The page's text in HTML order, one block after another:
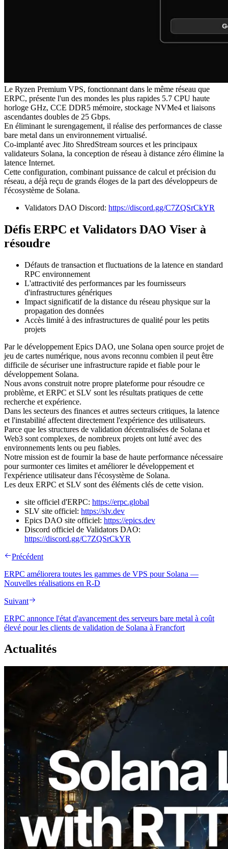
Le Ryzen Premium VPS, fonctionnant dans le même réseau que
ERPC, présente l'un des mondes les plus rapides 5.7 CPU haute
horloge GHz, CCE DDR5 mémoire, stockage NVMe4 et liaisons
ascendantes doubles de 25 Gbps.
En éliminant le surengagement, il réalise des performances de classe
bare metal dans un environnement virtualisé.
Co-implanté avec Jito ShredStream sources et les principaux
validateurs Solana, la conception de réseau à distance zéro élimine la
latence Internet.
Cette configuration, combinant puissance de calcul et précision du
réseau, a déjà reçu de grands éloges de la part des développeurs de
l'écosystème de Solana.
Validators DAO Discord: https://discord.gg/C7ZQSrCkYR
Défis ERPC et Validators DAO Viser à
résoudre
Défauts de transaction et fluctuations de la latence en standard
RPC environnement
L'attractivité des performances par les fournisseurs
d'infrastructures génériques
Impact significatif de la distance du réseau physique sur la
propagation des données
Accès limité à des infrastructures de qualité pour les petits
projets
Par le développement Epics DAO, une Solana open source projet de
jeu de cartes numérique, nous avons reconnu combien il peut être
difficile de sécuriser une infrastructure rapide et fiable pour le
développement Solana.
Nous avons construit notre propre plateforme pour résoudre ce
problème, et ERPC et SLV sont les résultats pratiques de cette
recherche et expérience.
Dans les secteurs des finances et autres secteurs critiques, la latence
et l'instabilité affectent directement l'expérience des utilisateurs.
Parce que les structures de validation décentralisées de Solana et
Web3 sont complexes, de nombreux projets ont lutté avec des
environnements lents ou peu fiables.
Notre mission est de fournir la base de haute performance nécessaire
pour surmonter ces limites et améliorer le développement et
l'expérience utilisateur dans l'écosystème de Solana.
Les deux ERPC et SLV sont des éléments clés de cette vision.
site officiel d'ERPC: https://erpc.global
SLV site officiel: https://slv.dev
Epics DAO site officiel: https://epics.dev
Discord officiel de Validators DAO:
https://discord.gg/C7ZQSrCkYR
Précédent
ERPC améliorera toutes les gammes de VPS pour Solana —
Nouvelles réalisations en R-D
Suivant
ERPC annonce l'état d'avancement des serveurs bare metal à coût
élevé pour les clients de validation de Solana à Francfort
Actualités
2026.08.05
ERPC étend l’API Solana Leader Slot
avec la mesure du ping depuis 7 régions
du monde — l’API Validators